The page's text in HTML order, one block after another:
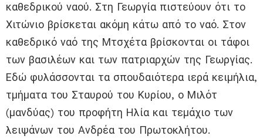
καθεδρικού ναού. Στη Γεωργία πιστεύουν ότι το
Χιτώνιο βρίσκεται ακόμη κάτω από το ναό. Στον
καθεδρικό ναό της Μτσχέτα βρίσκονται οι τάφοι
των βασιλέων και των πατριαρχών της Γεωργίας.
Εδώ φυλάσσονται τα σπουδαιότερα ιερά κειμήλια,
τμήματα του Σταυρού του Κυρίου, ο Μιλότ
(μανδύας) του προφήτη Ηλία και τεμάχιο των
λειψάνων του Ανδρέα του Πρωτοκλήτου.